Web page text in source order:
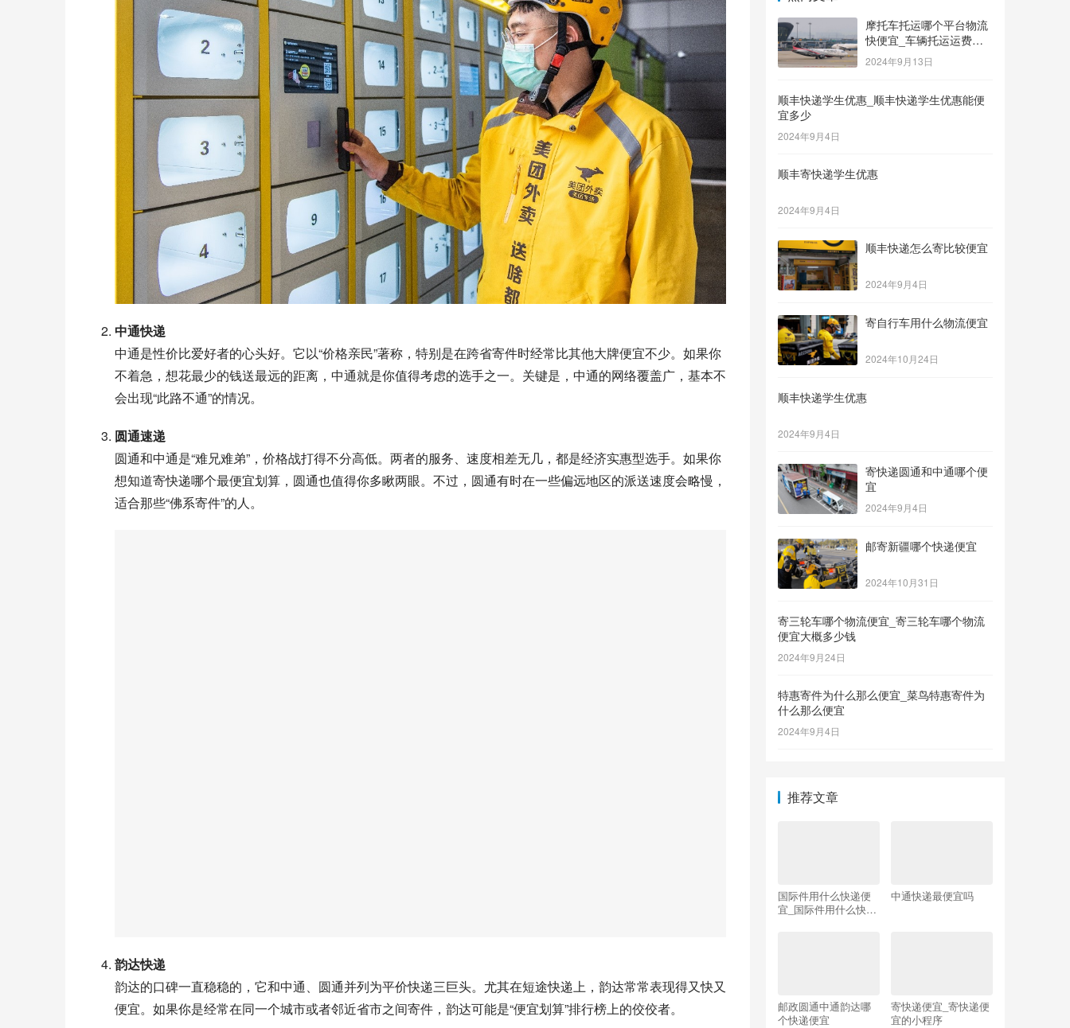
中通快递
中通是性价比爱好者的心头好。它以“价格亲民”著称，特别是在跨省寄件时经常比其他大牌便宜不少。如果你
不着急，想花最少的钱送最远的距离，中通就是你值得考虑的选手之一。关键是，中通的网络覆盖广，基本不
会出现“此路不通”的情况。
圆通速递
圆通和中通是“难兄难弟”，价格战打得不分高低。两者的服务、速度相差无几，都是经济实惠型选手。如果你
想知道寄快递哪个最便宜划算，圆通也值得你多瞅两眼。不过，圆通有时在一些偏远地区的派送速度会略慢，
适合那些“佛系寄件”的人。
韵达快递
韵达的口碑一直稳稳的，它和中通、圆通并列为平价快递三巨头。尤其在短途快递上，韵达常常表现得又快又
便宜。如果你是经常在同一个城市或者邻近省市之间寄件，韵达可能是“便宜划算”排行榜上的佼佼者。
摩托车托运哪个平台物流
快便宜_车辆托运运费价
格表
2024年9月13日
顺丰快递学生优惠_顺丰快递学生优惠能便
宜多少
2024年9月4日
顺丰寄快递学生优惠
2024年9月4日
顺丰快递怎么寄比较便宜
2024年9月4日
寄自行车用什么物流便宜
2024年10月24日
顺丰快递学生优惠
2024年9月4日
寄快递圆通和中通哪个便
宜
2024年9月4日
邮寄新疆哪个快递便宜
2024年10月31日
寄三轮车哪个物流便宜_寄三轮车哪个物流
便宜大概多少钱
2024年9月24日
特惠寄件为什么那么便宜_菜鸟特惠寄件为
什么那么便宜
2024年9月4日
推荐文章
国际件用什么快递便
宜_国际件用什么快递
中通快递最便宜吗
邮政圆通中通韵达哪
个快递便宜
寄快递便宜_寄快递便
宜的小程序